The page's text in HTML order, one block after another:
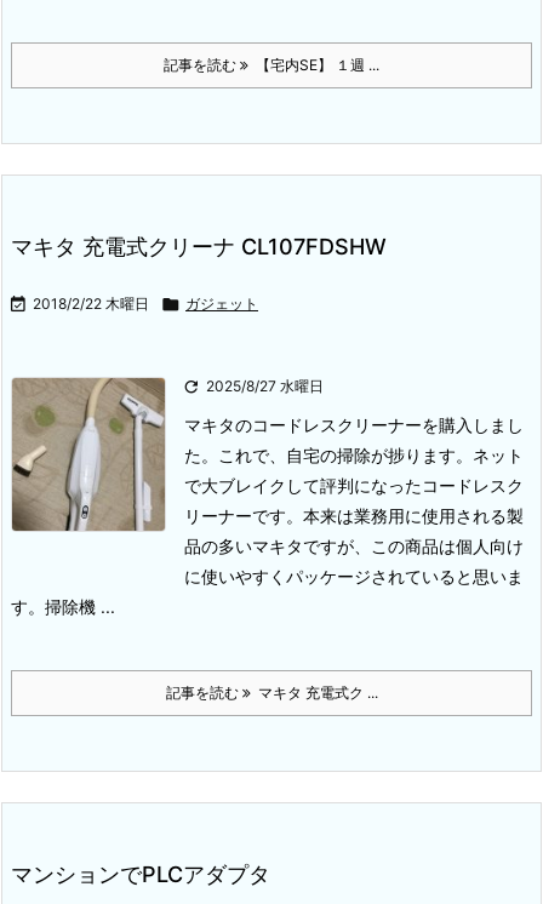
記事を読む 【宅内SE】 １週 ...
マキタ 充電式クリーナ CL107FDSHW
 2018/2/22 木曜日  ガジェット
 2025/8/27 水曜日
マキタのコードレスクリーナーを購入しまし
た。
これで、自宅の掃除が捗ります。 ネット
で大ブレイクして評判になったコードレスク
リーナーです。 本来は業務用に使用される製
品の多いマキタですが、この商品は個人向け
に使いやすくパッケージされていると思いま
す。 掃除機 ...
記事を読む マキタ 充電式ク ...
マンションでPLCアダプタ